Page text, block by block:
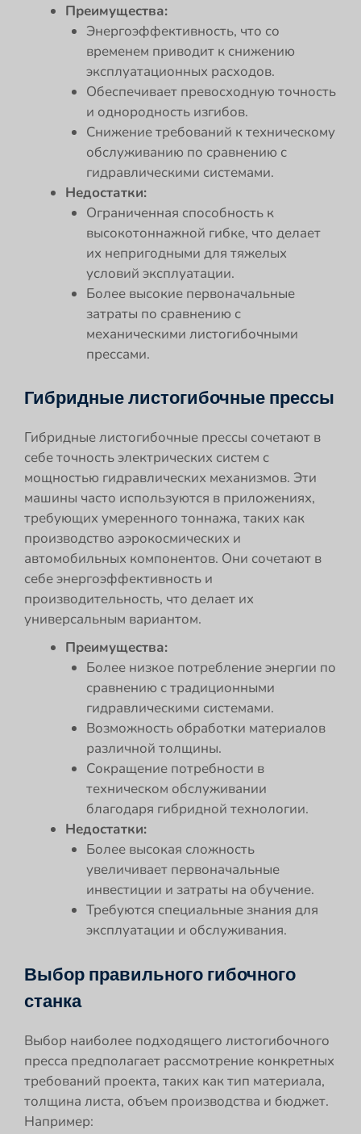
Преимущества:
Энергоэффективность, что со
временем приводит к снижению
эксплуатационных расходов.
Обеспечивает превосходную точность
и однородность изгибов.
Снижение требований к техническому
обслуживанию по сравнению с
гидравлическими системами.
Недостатки:
Ограниченная способность к
высокотоннажной гибке, что делает
их непригодными для тяжелых
условий эксплуатации.
Более высокие первоначальные
затраты по сравнению с
механическими листогибочными
прессами.
Гибридные листогибочные прессы
Гибридные листогибочные прессы сочетают в
себе точность электрических систем с
мощностью гидравлических механизмов. Эти
машины часто используются в приложениях,
требующих умеренного тоннажа, таких как
производство аэрокосмических и
автомобильных компонентов. Они сочетают в
себе энергоэффективность и
производительность, что делает их
универсальным вариантом.
Преимущества:
Более низкое потребление энергии по
сравнению с традиционными
гидравлическими системами.
Возможность обработки материалов
различной толщины.
Сокращение потребности в
техническом обслуживании
благодаря гибридной технологии.
Недостатки:
Более высокая сложность
увеличивает первоначальные
инвестиции и затраты на обучение.
Требуются специальные знания для
эксплуатации и обслуживания.
Выбор правильного гибочного
станка
Выбор наиболее подходящего листогибочного
пресса предполагает рассмотрение конкретных
требований проекта, таких как тип материала,
толщина листа, объем производства и бюджет.
Например: